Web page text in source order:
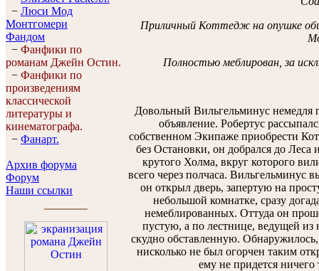
− Люси Мод
Монтгомери
Фандом
− Фанфики по
романам Джейн Остин.
− Фанфики по
произведениям
классической
литературы и
кинематографа.
− Фанарт.
Архив форума
Форум
Наши ссылки
Приличный Коттедж на опушке
Полностью меблирован, за
Довольный Вильгельминус немедля
объявление. Робертус
собственном Экипаже приобрести
без Остановки, он добрался до
крутого Холма, вкруг которого
всего через полчаса. Вильгельминус
он открыл дверь, запертую на
небольшой комнатке, сразу
немеблированных. Оттуда он
пустую, а по лестнице, ведущей из
скудно обставленную.
нисколько не был огорчен таким
ему не придется ничего